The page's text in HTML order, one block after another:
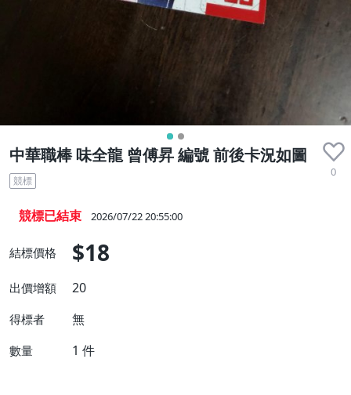
中華職棒 味全龍 曾傅昇 編號 前後卡況如圖
0
競標
競標已結束 2026/07/22 20:55:00
結標價格 $18
出價增額 20
得標者 無
數量 1 件